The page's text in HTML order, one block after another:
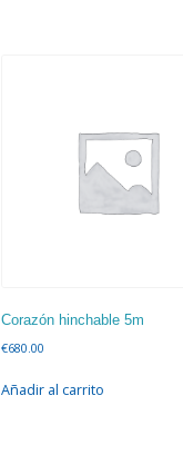
Corazón hinchable 5m
€680.00
Añadir al carrito